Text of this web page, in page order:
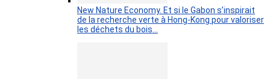
New Nature Economy. Et si le Gabon s’inspirait
de la recherche verte à Hong-Kong pour valoriser
les déchets du bois…